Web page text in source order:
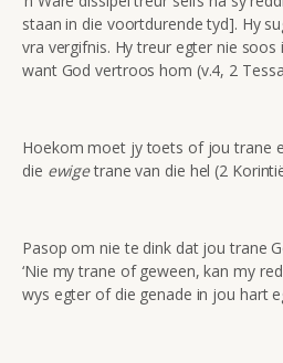
staan in die voortdurende tyd]. Hy
vra vergifnis. Hy treur egter nie
want God vertroos hom (v.4, 2
Hoekom moet jy toets of jou trane
die ewigetrane van die hel (2
Pasop om nie te dink dat jou trane
‘Nie my trane of geween, kan my
wys egter of die genade in jou hart